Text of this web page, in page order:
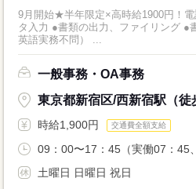
9月開始★半年限定×高時給1900円！
タ入力 ●書類の出力、ファイリング ●
英語実務不問） ...
一般事務・OA事務
東京都新宿区/西新宿駅（徒
時給1,900円 交通費全額支給
09：00〜17：45（実働07：45
土曜日 日曜日 祝日